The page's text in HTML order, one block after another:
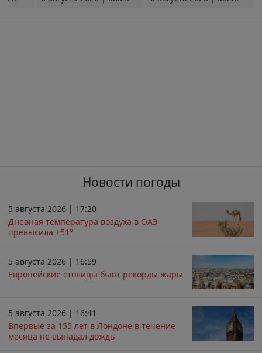
Новости погоды
5 августа 2026 | 17:20
Дневная температура воздуха в ОАЭ
превысила +51°
5 августа 2026 | 16:59
Европейские столицы бьют рекорды жары
5 августа 2026 | 16:41
Впервые за 155 лет в Лондоне в течение
месяца не выпадал дождь